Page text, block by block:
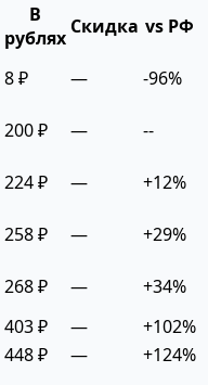
В
рублях Скидка vs РФ
8 ₽ — -96%
200 ₽ — --
224 ₽ — +12%
258 ₽ — +29%
268 ₽ —
+34%
403 ₽ —
+102%
448 ₽ —
+124%